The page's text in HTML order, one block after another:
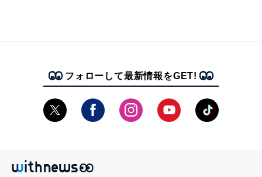
フォローして最新情報をGET!